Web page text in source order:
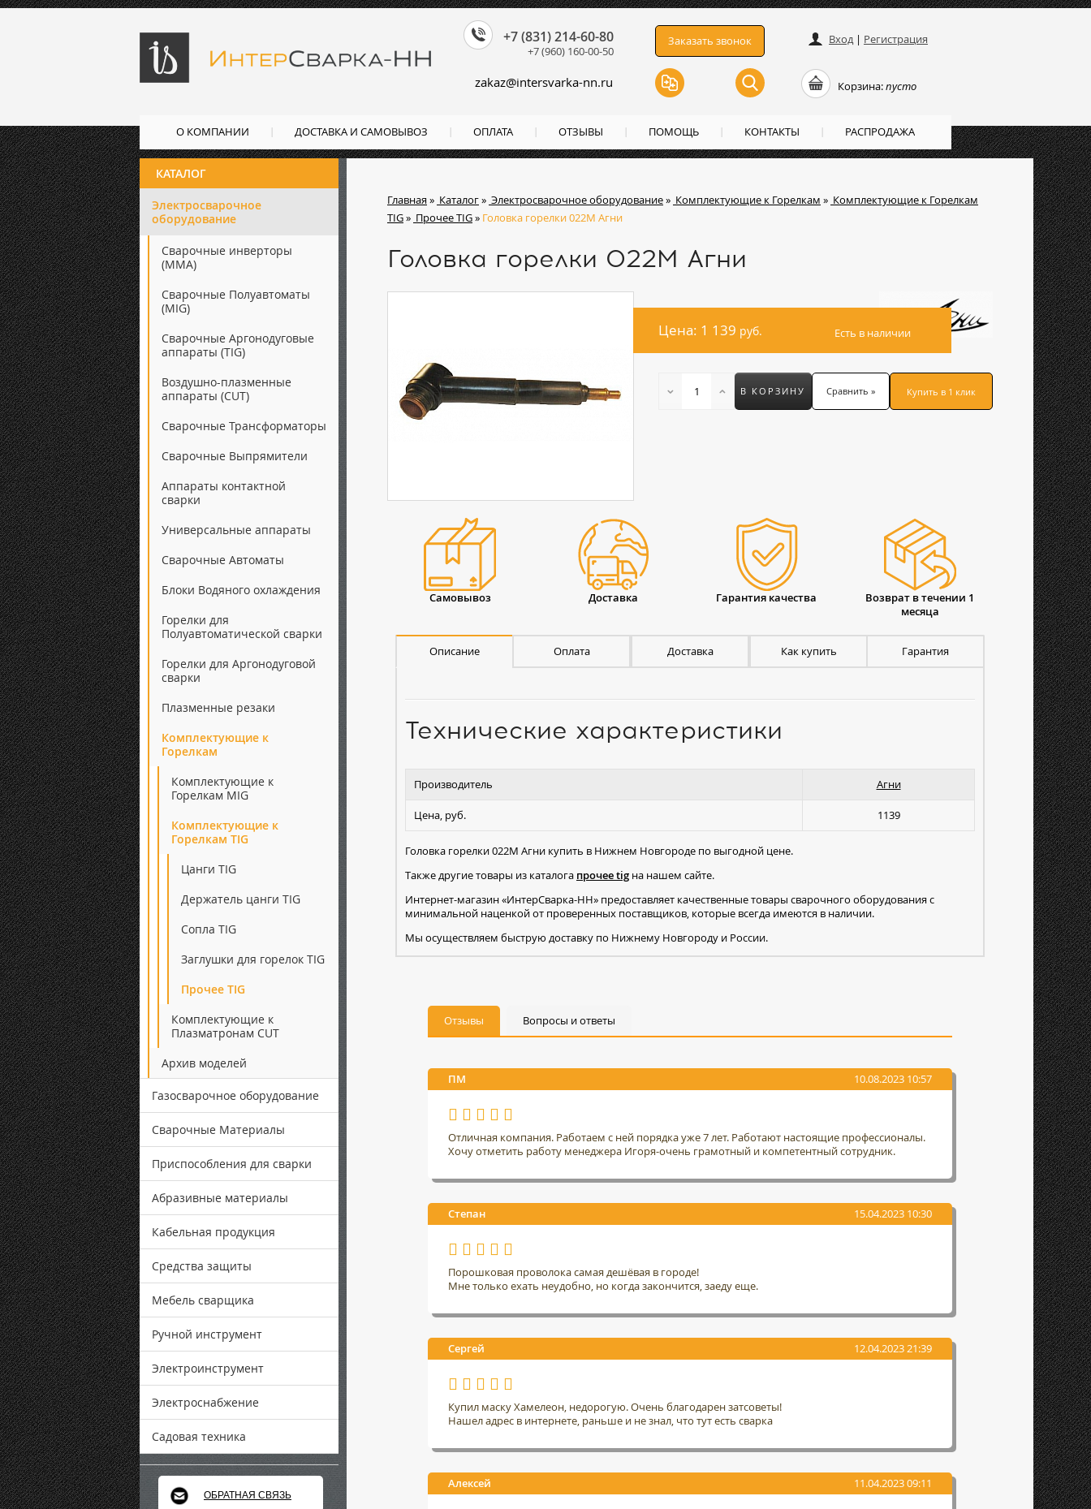
Главная» Каталог» Электросварочное оборудование» Комплектующие к Горелкам » Комплектующие к Горелкам
TIG» Прочее TIG» Головка горелки 022М Агни
Головка горелки 022М Агни
Цена: 1 139 руб. Есть в наличии
В КОРЗИНУ Сравнить » Купить в 1 клик
Самовывоз Доставка Гарантия качества
Возврат в течении 1
месяца
Описание Оплата Доставка Как купить Гарантия
Технические характеристики
Производитель Агни
Цена, руб. 1139
Головка горелки 022М Агни купить в Нижнем Новгороде по выгодной цене.
Также другие товары из каталога прочее tig на нашем сайте.
Интернет-магазин «ИнтерСварка-НН» предоставляет качественные товары сварочного оборудования с
минимальной наценкой от проверенных поставщиков, которые всегда имеются в наличии.
Мы осуществляем быструю доставку по Нижнему Новгороду и России.
Отзывы Вопросы и ответы
ПМ 10.08.2023 10:57
Отличная компания. Работаем с ней порядка уже 7 лет. Работают настоящие профессионалы.
Хочу отметить работу менеджера Игоря-очень грамотный и компетентный сотрудник.
Степан 15.04.2023 10:30
Порошковая проволока самая дешёвая в городе!
Мне только ехать неудобно, но когда закончится, заеду еще.
Сергей 12.04.2023 21:39
Купил маску Хамелеон, недорогую. Очень благодарен затсоветы!
Нашел адрес в интернете, раньше и не знал, что тут есть сварка
Алексей 11.04.2023 09:11
КАТАЛОГ
Электросварочное
оборудование
Сварочные инверторы
(ММА)
Сварочные Полуавтоматы
(MIG)
Сварочные Аргонодуговые
аппараты (TIG)
Воздушно-плазменные
аппараты (CUT)
Сварочные Трансформаторы
Сварочные Выпрямители
Аппараты контактной
сварки
Универсальные аппараты
Сварочные Автоматы
Блоки Водяного охлаждения
Горелки для
Полуавтоматической сварки
Горелки для Аргонодуговой
сварки
Плазменные резаки
Комплектующие к
Горелкам
Комплектующие к
Горелкам MIG
Комплектующие к
Горелкам TIG
Цанги TIG
Держатель цанги TIG
Сопла TIG
Заглушки для горелок TIG
Прочее TIG
Комплектующие к
Плазматронам CUT
Архив моделей
Газосварочное оборудование
Сварочные Материалы
Приспособления для сварки
Абразивные материалы
Кабельная продукция
Средства защиты
Мебель сварщика
Ручной инструмент
Электроинструмент
Электроснабжение
Садовая техника
ОБРАТНАЯ СВЯЗЬ
Вход| Регистрация
Корзина:пусто
Заказать звонок
zakaz@intersvarka-nn.ru
+7 (831) 214-60-80
+7 (960) 160-00-50
О КОМПАНИИ ДОСТАВКА И САМОВЫВОЗ ОПЛАТА ОТЗЫВЫ ПОМОЩЬ КОНТАКТЫ РАСПРОДАЖА